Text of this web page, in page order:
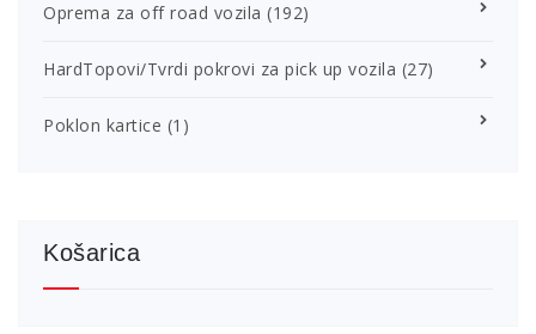
Oprema za off road vozila (192)
HardTopovi/Tvrdi pokrovi za pick up vozila (27)
Poklon kartice (1)
Košarica